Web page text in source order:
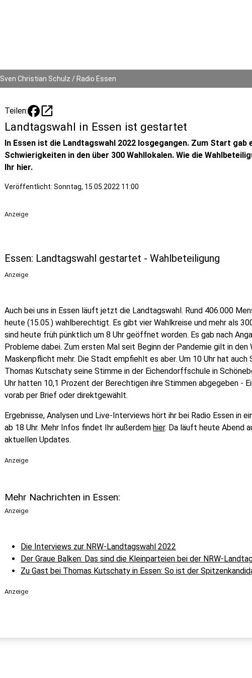
Sven Christian Schulz / Radio Essen
Teilen: open_in_new
Landtagswahl in Essen ist gestartet
In Essen ist die Landtagswahl 2022 losgegangen. Zum Start gab
Schwierigkeiten in den über 300 Wahllokalen. Wie die
Ihr hier.
Veröffentlicht: Sonntag, 15.05.2022 11:00
Anzeige
Essen: Landtagswahl gestartet - Wahlbeteiligung
Anzeige
Auch bei uns in Essen läuft jetzt die Landtagswahl. Rund 406.000
heute (15.05.) wahlberechtigt. Es gibt vier Wahlkreise und mehr als
sind heute früh pünktlich um 8 Uhr geöffnet worden. Es gab nach
Probleme dabei. Zum ersten Mal seit Beginn der Pandemie gilt in den
Maskenpflicht mehr. Die Stadt empfiehlt es aber. Um 10 Uhr hat auch
Thomas Kutschaty seine Stimme in der Eichendorffschule in
Uhr hatten 10,1 Prozent der Berechtigen ihre Stimmen abgegeben -
vorab per Brief oder direktgewählt.
Ergebnisse, Analysen und Live-Interviews hört ihr bei Radio Essen in
ab 18 Uhr. Mehr Infos findet Ihr außerdem hier. Da läuft heute Abend
aktuellen Updates.
Anzeige
Mehr Nachrichten in Essen:
Anzeige
Die Interviews zur NRW-Landtagswahl 2022
Der Graue Balken: Das sind die Kleinparteien bei der NRW-
Zu Gast bei Thomas Kutschaty in Essen: So ist der
Anzeige